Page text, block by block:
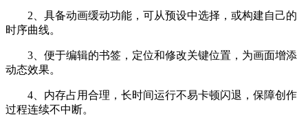
2、具备动画缓动功能，可从预设中选择，或构建自己的
时序曲线。
3、便于编辑的书签，定位和修改关键位置，为画面增添
动态效果。
4、内存占用合理，长时间运行不易卡顿闪退，保障创作
过程连续不中断。